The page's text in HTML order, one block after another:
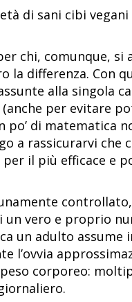
di sani cibi vegani
chi, comunque, si
la differenza. Con
alla singola
per evitare
di matematica
a rassicurarvi che
il più efficace e
vero e proprio
un adulto assume
l’ovvia
corporeo: